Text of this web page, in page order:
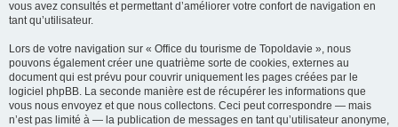
vous avez consultés et permettant d’améliorer votre confort de navigation en
tant qu’utilisateur.
Lors de votre navigation sur « Office du tourisme de Topoldavie », nous
pouvons également créer une quatrième sorte de cookies, externes au
document qui est prévu pour couvrir uniquement les pages créées par le
logiciel phpBB. La seconde manière est de récupérer les informations que
vous nous envoyez et que nous collectons. Ceci peut correspondre — mais
n’est pas limité à — la publication de messages en tant qu’utilisateur anonyme,